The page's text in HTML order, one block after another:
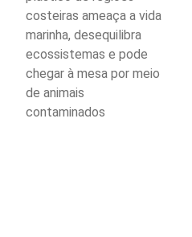
costeiras ameaça a vida
marinha, desequilibra
ecossistemas e pode
chegar à mesa por meio
de animais
contaminados